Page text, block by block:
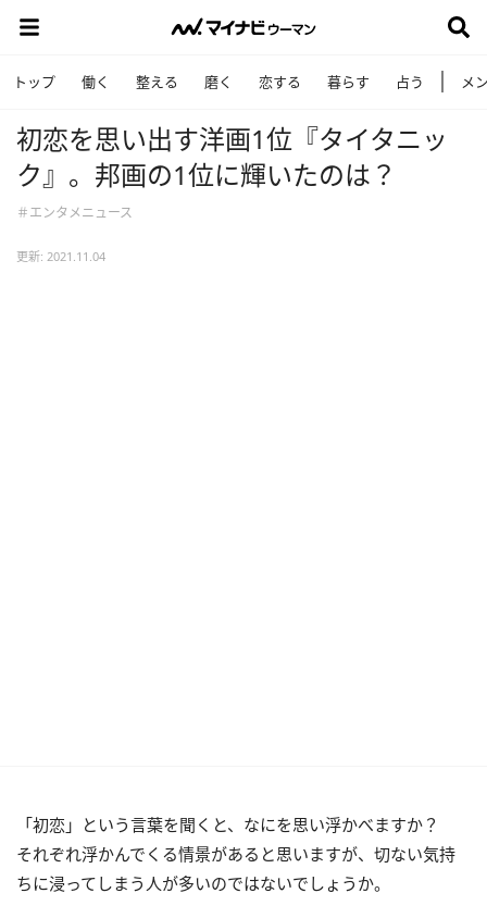
トップ 働く 整える 磨く 恋する 暮らす 占う メ
初恋を思い出す洋画1位『タイタニッ
ク』。邦画の1位に輝いたのは？
＃エンタメニュース
更新: 2021.11.04
「初恋」という言葉を聞くと、なにを思い浮かべますか？
それぞれ浮かんでくる情景があると思いますが、切ない気持
ちに浸ってしまう人が多いのではないでしょうか。